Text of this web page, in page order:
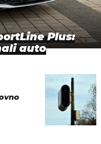
Plus:
auto